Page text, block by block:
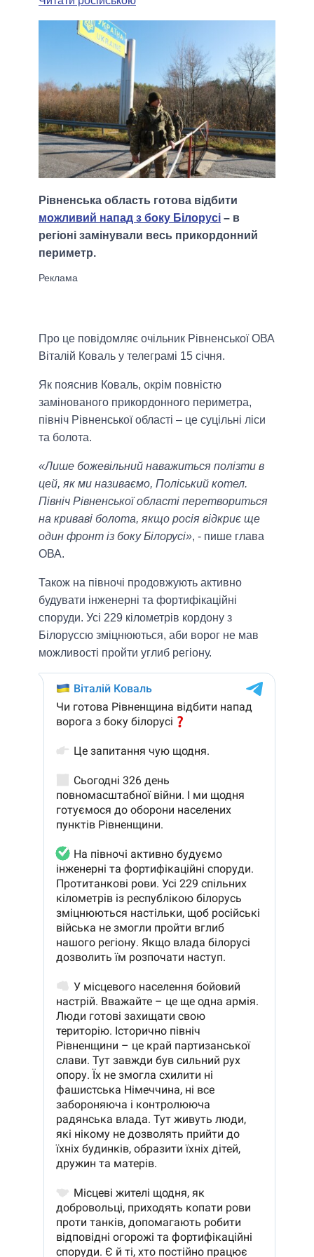
Рівненська область готова відбити
можливий напад з боку Білорусі – в
регіоні замінували весь прикордонний
периметр.
Про це повідомляє очільник Рівненської ОВА
Віталій Коваль у телеграмі 15 січня.
Як пояснив Коваль, окрім повністю
замінованого прикордонного периметра,
північ Рівненської області – це суцільні ліси
та болота.
«Лише божевільний наважиться полізти в
цей, як ми називаємо, Поліський котел.
Північ Рівненської області перетвориться
на криваві болота, якщо росія відкриє ще
один фронт із боку Білорусі», - пише глава
ОВА.
Також на півночі продовжують активно
будувати інженерні та фортифікаційні
споруди. Усі 229 кілометрів кордону з
Білоруссю зміцнюються, аби ворог не мав
можливості пройти углиб регіону.